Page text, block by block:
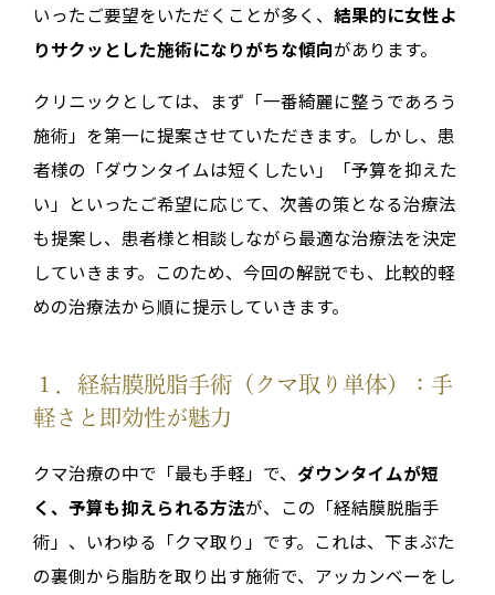
いったご要望をいただくことが多く、 結果的に女性よ
りサクッとした施術になりがちな傾向があります。
クリニックとしては、まず「一番綺麗に整うであろう
施術」を第一に提案させていただきます。しかし、患
者様の「ダウンタイムは短くしたい」「予算を抑えた
い」といったご希望に応じて、次善の策となる治療法
も提案し、患者様と相談しながら最適な治療法を決定
していきます。このため、今回の解説でも、比較的軽
めの治療法から順に提示していきます。
１．経結膜脱脂手術（クマ取り単体）：手
軽さと即効性が魅力
クマ治療の中で「最も手軽」で、 ダウンタイムが短
く、予算も抑えられる方法が、この「経結膜脱脂手
術」、いわゆる「クマ取り」です。これは、下まぶた
の裏側から脂肪を取り出す施術で、アッカンベーをし